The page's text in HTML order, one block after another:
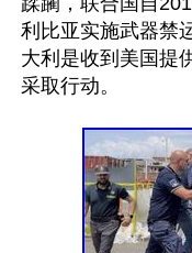
利比亚实施武器禁
大利是收到美国提
采取行动。